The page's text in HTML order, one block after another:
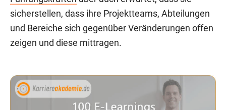
sicherstellen, dass ihre Projektteams, Abteilungen
und Bereiche sich gegenüber Veränderungen offen
zeigen und diese mittragen.